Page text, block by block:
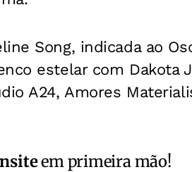
Song, indicada ao
estelar com Dakota
A24, Amores
em primeira mão!